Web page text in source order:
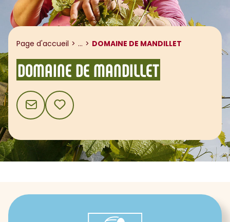
Page d'accueil ... Afficher le fil d'ariane
DOMAINE DE MANDILLET
DOMAINE DE MANDILLET
CONTACTAJOUTER AUX FAVORIS